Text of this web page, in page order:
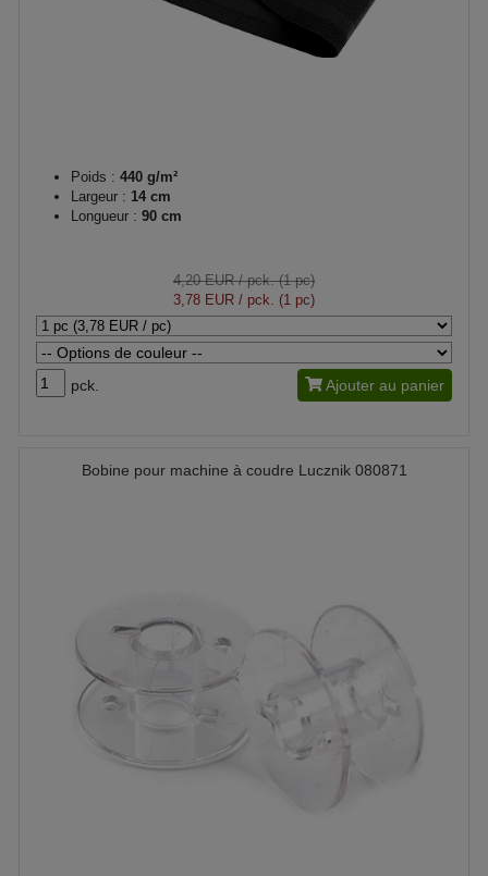
Poids : 440 g/m²
Largeur : 14 cm
Longueur : 90 cm
4,20 EUR/ pck. (1 pc)
3,78 EUR / pck. (1 pc)
pck. Ajouter au panier
Bobine pour machine à coudre Lucznik 080871